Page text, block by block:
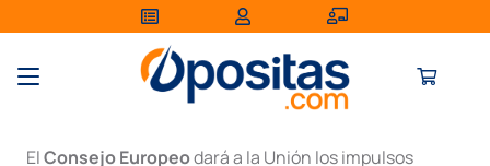
ElConsejo Europeodará a la Unión los impulsos